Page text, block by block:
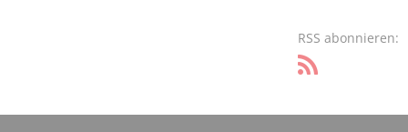
RSS abonnieren: